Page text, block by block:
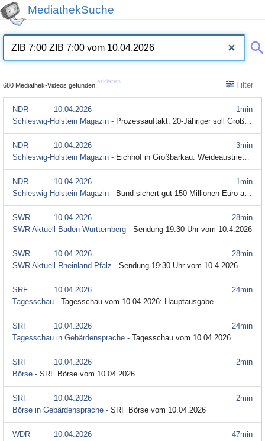
MediathekSuche
680 Mediathek-Videos gefunden.
erklären Filter
1min
NDR
10.04.2026
Schleswig-Holstein Magazin - Prozessauftakt: 20-Jähriger soll Großmutter getötet haben
3min
NDR
10.04.2026
Schleswig-Holstein Magazin - Eichhof in Großbarkau: Weideaustrieb als Event
1min
NDR
10.04.2026
Schleswig-Holstein Magazin - Bund sichert gut 150 Millionen Euro aus Northvolt-Insolvenz
28min
SWR
10.04.2026
SWR Aktuell Baden-Württemberg - Sendung 19:30 Uhr vom 10.4.2026
28min
SWR
10.04.2026
SWR Aktuell Rheinland-Pfalz - Sendung 19:30 Uhr vom 10.4.2026
24min
SRF
10.04.2026
Tagesschau - Tagesschau vom 10.04.2026: Hauptausgabe
24min
SRF
10.04.2026
Tagesschau in Gebärdensprache - Tagesschau vom 10.04.2026
2min
SRF
10.04.2026
Börse - SRF Börse vom 10.04.2026
2min
SRF
10.04.2026
Börse in Gebärdensprache - SRF Börse vom 10.04.2026
47min
WDR
10.04.2026